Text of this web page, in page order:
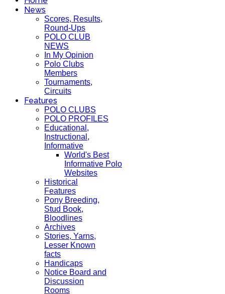
News
Scores, Results,
Round-Ups
POLO CLUB
NEWS
In My Opinion
Polo Clubs
Members
Tournaments,
Circuits
Features
POLO CLUBS
POLO PROFILES
Educational,
Instructional,
Informative
World's Best
Informative Polo
Websites
Historical
Features
Pony Breeding,
Stud Book,
Bloodlines
Archives
Stories, Yarns,
Lesser Known
facts
Handicaps
Notice Board and
Discussion
Rooms